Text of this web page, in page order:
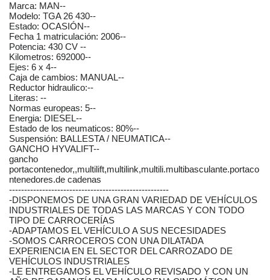
Marca: MAN--
Modelo: TGA 26 430--
Estado: OCASIÓN--
Fecha 1 matriculación: 2006--
Potencia: 430 CV --
Kilometros: 692000--
Ejes: 6 x 4--
Caja de cambios: MANUAL--
Reductor hidraulico:--
Literas: --
Normas europeas: 5--
Energia: DIESEL--
Estado de los neumaticos: 80%--
Suspensión: BALLESTA / NEUMATICA--
GANCHO HYVALIFT--
gancho
portacontenedor,,multilift,multilink,multili.multibasculante.portaco
ntenedores.de cadenas
-----------------------------------------------------
-DISPONEMOS DE UNA GRAN VARIEDAD DE VEHÍCULOS
INDUSTRIALES DE TODAS LAS MARCAS Y CON TODO
TIPO DE CARROCERÍAS
-ADAPTAMOS EL VEHÍCULO A SUS NECESIDADES
-SOMOS CARROCEROS CON UNA DILATADA
EXPERIENCIA EN EL SECTOR DEL CARROZADO DE
VEHÍCULOS INDUSTRIALES
-LE ENTREGAMOS EL VEHÍCULO REVISADO Y CON UN